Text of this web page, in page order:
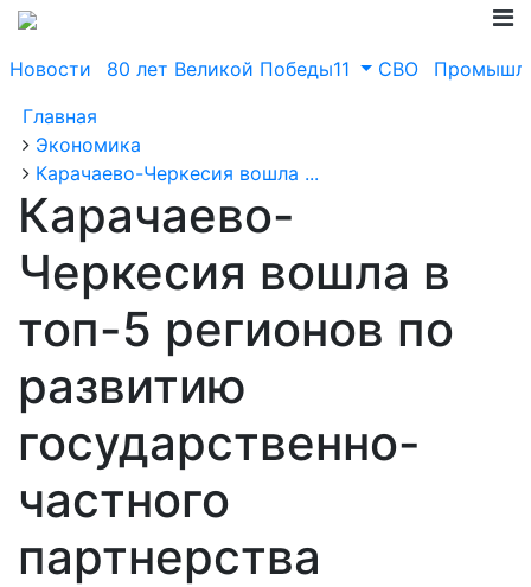
Новости 80 лет Великой Победы11 СВО
Главная
Экономика
Карачаево-Черкесия вошла ...
Карачаево-
Черкесия вошла в
топ-5 регионов по
развитию
государственно-
частного
партнерства